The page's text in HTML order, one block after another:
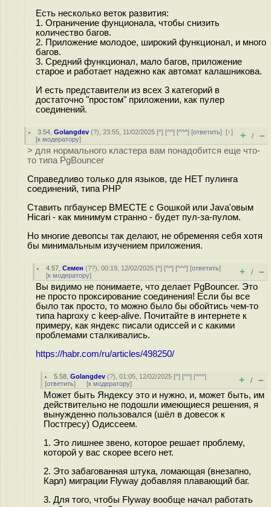
Есть несколько веток развития:
1. Ограничение фунционала, чтобы снизить
количество багов.
2. Приложение молодое, широкий функционал, и много
багов.
3. Средний функционал, мало багов, приложение
старое и работает надежно как автомат калашникова.
И есть представители из всех 3 категорий в
достаточно "простом" приложении, как пулер
соединений.
3.54 ,Golangdev (?), 23:55, 11/02/2025 [^] [^^] [^^^] [ответить][↑]
[к модератору] + / –
> для нормального кластера вам понадобится еще что-
то типа PgBouncer
Справедливо только для языков, где НЕТ пулинга
соединений, типа PHP
Ставить пгбаунсер ВМЕСТЕ с Goшкой или Java'овым
Hicari - как минимум странно - будет пул-за-пулом.
Но многие девопсы так делают, не обременяя себя хотя
бы минимальным изучением приложения.
4.57 ,Семен (??), 00:19, 12/02/2025 [^] [^^] [^^^] [ответить]
[к модератору] + / –
Вы видимо не понимаете, что делает PgBouncer. Это
не просто проксирование соединения! Если бы все
было так просто, то можно было бы обойтись чем-то
типа haproxy с keep-alive. Почитайте в интернете к
примеру, как яндекс писали одиссей и с какими
проблемами сталкивались.
https://habr.com/ru/articles/498250/
5.58 ,Golangdev (?), 01:05, 12/02/2025 [^] [^^] [^^^]
[ответить] [к модератору] + / –
Может быть Яндексу это и нужно, и, может быть, им
действительно не подошли имеющиеся решения, я
вынужденно пользовался (шёл в довесок к
Постгресу) Одиссеем.
1. Это лишнее звено, которое решает проблему,
которой у вас скорее всего нет.
2. Это забагованная штука, ломающая (внезапно,
Карл) миграции Flyway добавляя плавающий баг.
3. Для того, чтобы Flyway вообще начал работать